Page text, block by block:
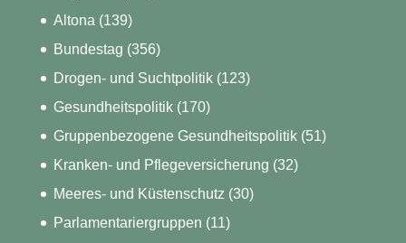
Altona (139)
Bundestag (356)
Drogen- und Suchtpolitik(123)
Gesundheitspolitik(170)
Gruppenbezogene Gesundheitspolitik(51)
Kranken- und Pflegeversicherung (32)
Meeres- und Küstenschutz (30)
Parlamentariergruppen (11)